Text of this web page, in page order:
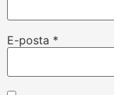
E-posta *